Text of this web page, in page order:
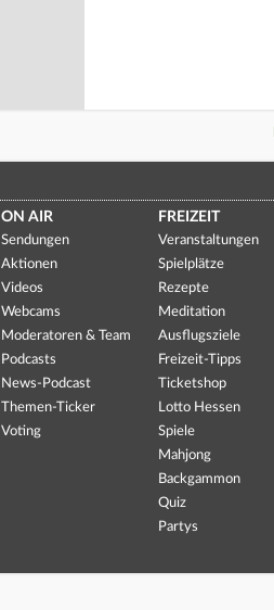
ON AIR
Sendungen
Aktionen
Videos
Webcams
Moderatoren & Team
Podcasts
News-Podcast
Themen-Ticker
Voting
FREIZEIT
Veranstaltungen
Spielplätze
Rezepte
Meditation
Ausflugsziele
Freizeit-Tipps
Ticketshop
Lotto Hessen
Spiele
Mahjong
Backgammon
Quiz
Partys